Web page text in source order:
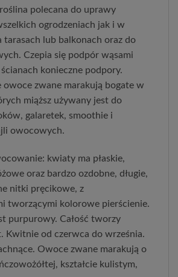
polecana do uprawy
ogrodzeniach jak i w
tarasach lub balkonach oraz do
Czepia się podpór wąsami
konieczne podpory.
owoce zwane marakują bogate w
miąższ używany jest do
galaretek, smoothie i
owocowych.
kwiaty ma płaskie,
oraz bardzo ozdobne, długie,
nitki pręcikowe, z
tworzącymi kolorowe pierścienie.
purpurowy. Całość tworzy
Kwitnie od czerwca do września.
Owoce zwane marakują o
kształcie kulistym,